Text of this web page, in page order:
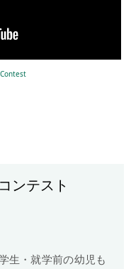
ンテスト
生・就学前の幼児も